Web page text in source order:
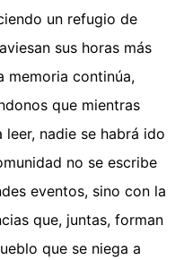
un refugio de
sus horas más
memoria continúa,
que mientras
leer, nadie se habrá ido
no se escribe
eventos, sino con la
que, juntas, forman
que se niega a